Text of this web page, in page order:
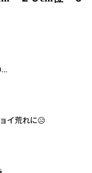
…
イ荒れに😥